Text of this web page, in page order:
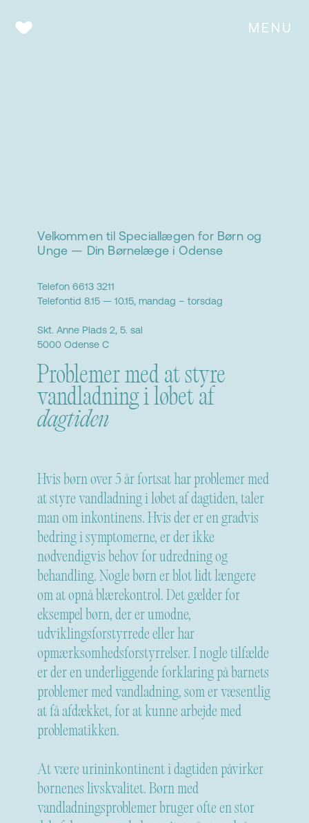
MENU
Urininkontinens i
dagtiden–
Børnelæge
Velkommen til Speciallægen for Børn og
Unge — Din Børnelæge i Odense
Telefon 6613 3211
Telefontid 8.15 — 10.15, mandag – torsdag
Skt. Anne Plads 2, 5. sal
5000 Odense C
Problemer med at styre
vandladning i løbet af
dagtiden
Hvis børn over 5 år fortsat har problemer med
at styre vandladning i løbet af dagtiden, taler
man om inkontinens. Hvis der er en gradvis
bedring i symptomerne, er der ikke
nødvendigvis behov for udredning og
behandling. Nogle børn er blot lidt længere
om at opnå blærekontrol. Det gælder for
eksempel børn, der er umodne,
udviklingsforstyrrede eller har
opmærksomhedsforstyrrelser. I nogle tilfælde
er der en underliggende forklaring på barnets
problemer med vandladning, som er væsentlig
at få afdækket, for at kunne arbejde med
problematikken.
At være urininkontinent i dagtiden påvirker
børnenes livskvalitet. Børn med
vandladningsproblemer bruger ofte en stor